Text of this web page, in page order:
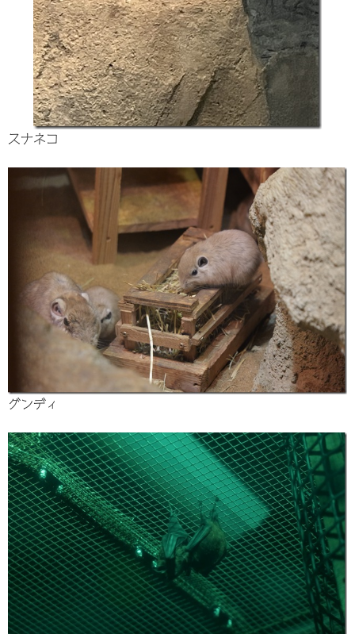
スナネコ
グンディ